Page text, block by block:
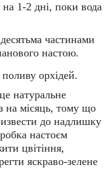
1-2 дні, поки вода
десятьма частинами
настою.
орхідей.
натуральне
на місяць, тому що
до надлишку
настоєм
цвітіння,
яскраво-зелене